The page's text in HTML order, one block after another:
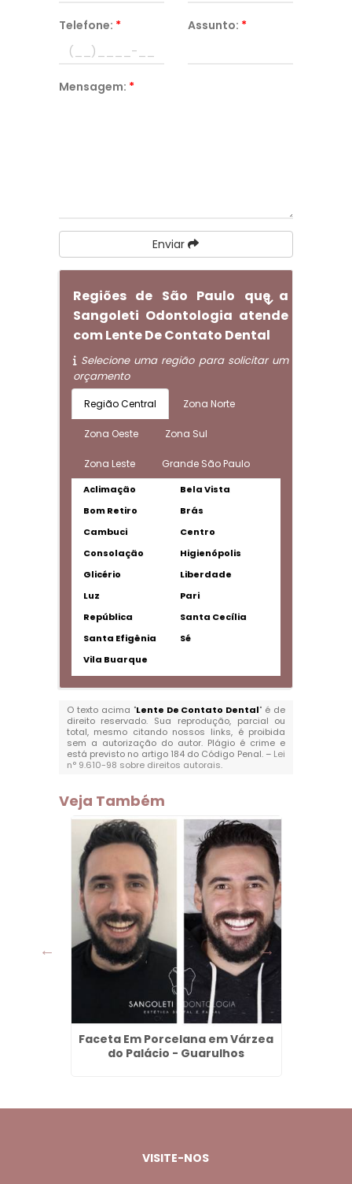
Telefone: * Assunto: *
Mensagem: *
Enviar
Regiões de São Paulo que a
Sangoleti Odontologia atende
com Lente De Contato Dental
Selecione uma região para solicitar um
orçamento
Região Central Zona Norte
Zona Oeste Zona Sul
Zona Leste Grande São Paulo
Aclimação
Bela Vista
Bom Retiro
Brás
Cambuci
Centro
Consolação
Higienópolis
Glicério
Liberdade
Luz
Pari
República
Santa Cecília
Santa Efigênia
Sé
Vila Buarque
O texto acima "Lente De Contato Dental" é de
direito reservado. Sua reprodução, parcial ou
total, mesmo citando nossos links, é proibida
sem a autorização do autor. Plágio é crime e
está previsto no artigo 184 do Código Penal. – Lei
n° 9.610-98 sobre direitos autorais.
Veja Também
Faceta Em Porcelana em Várzea
do Palácio - Guarulhos
VISITE-NOS